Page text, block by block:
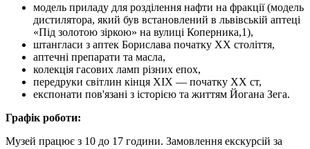
модель приладу для розділення нафти на фракції (модель
дистилятора, який був встановлений в львівській аптеці
«Під золотою зіркою» на вулиці Коперника,1),
штангласи з аптек Борислава початку ХХ століття,
аптечні препарати та масла,
колекція гасових ламп різних епох,
передруки світлин кінця ХІХ — початку ХХ ст,
експонати пов'язані з історією та життям Йогана Зега.
Графік роботи:
Музей працює з 10 до 17 години. Замовлення екскурсій за